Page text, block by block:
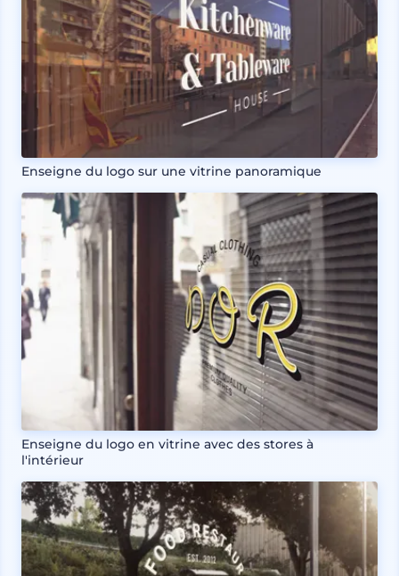
Enseigne du logo sur une vitrine panoramique
Enseigne du logo en vitrine avec des stores à
l'intérieur